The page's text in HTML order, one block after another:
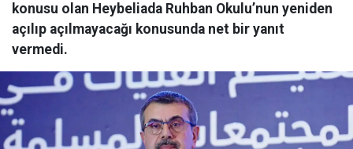
konusu olan Heybeliada Ruhban Okulu’nun yeniden
açılıp açılmayacağı konusunda net bir yanıt
vermedi.